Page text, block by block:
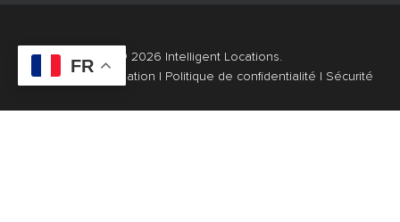
FR
© 2026 Intelligent Locations.
Conditions d'utilisation | Politique de confidentialité | Sécurité